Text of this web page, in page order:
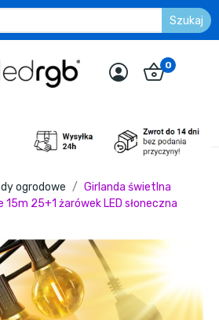
Szukaj
0
ogrodowe
Girlanda świetlna
25+1 żarówek LED słoneczna